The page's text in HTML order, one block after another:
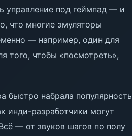
управление под геймпад — и
что многие эмуляторы
— например, один для
того, чтобы «посмотреть»,
быстро набрала популярность
инди-разработчики могут
— от звуков шагов по полу